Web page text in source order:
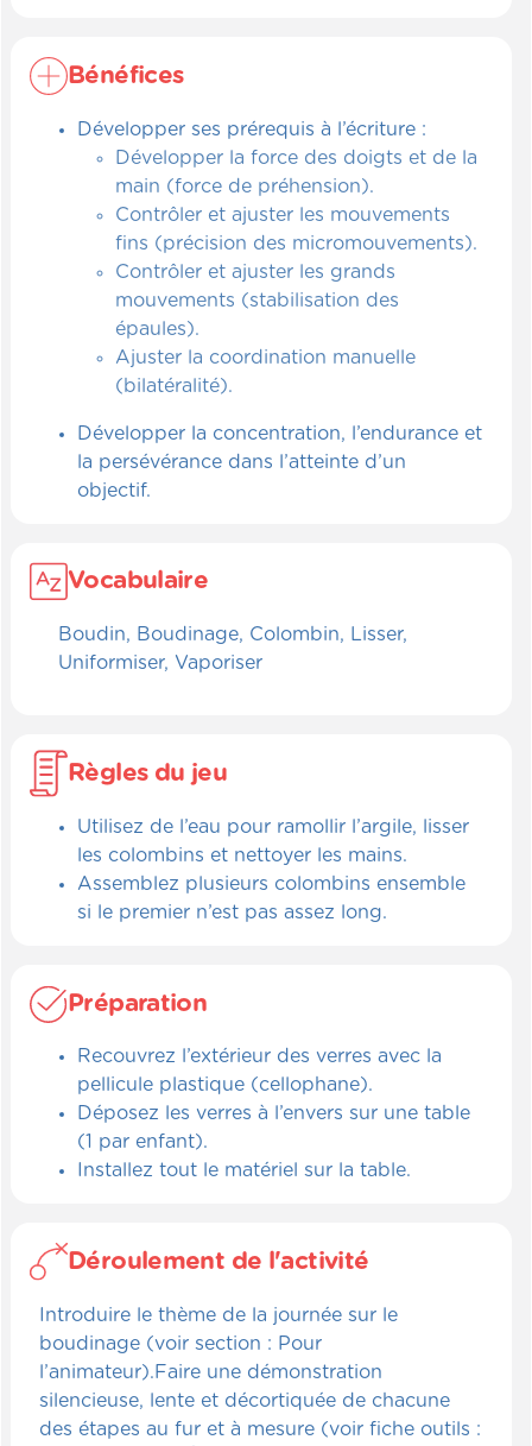
Bénéfices
Développer ses prérequis à l’écriture :
Développer la force des doigts et de la
main (force de préhension).
Contrôler et ajuster les mouvements
fins (précision des micromouvements).
Contrôler et ajuster les grands
mouvements (stabilisation des
épaules).
Ajuster la coordination manuelle
(bilatéralité).
Développer la concentration, l’endurance et
la persévérance dans l’atteinte d’un
objectif.
Vocabulaire
Boudin, Boudinage, Colombin, Lisser,
Uniformiser, Vaporiser
Règles du jeu
Utilisez de l’eau pour ramollir l’argile, lisser
les colombins et nettoyer les mains.
Assemblez plusieurs colombins ensemble
si le premier n’est pas assez long.
Préparation
Recouvrez l’extérieur des verres avec la
pellicule plastique (cellophane).
Déposez les verres à l’envers sur une table
(1 par enfant).
Installez tout le matériel sur la table.
Déroulement de l'activité
Introduire le thème de la journée sur le
boudinage (voir section : Pour
l’animateur).Faire une démonstration
silencieuse, lente et décortiquée de chacune
des étapes au fur et à mesure (voir fiche outils :